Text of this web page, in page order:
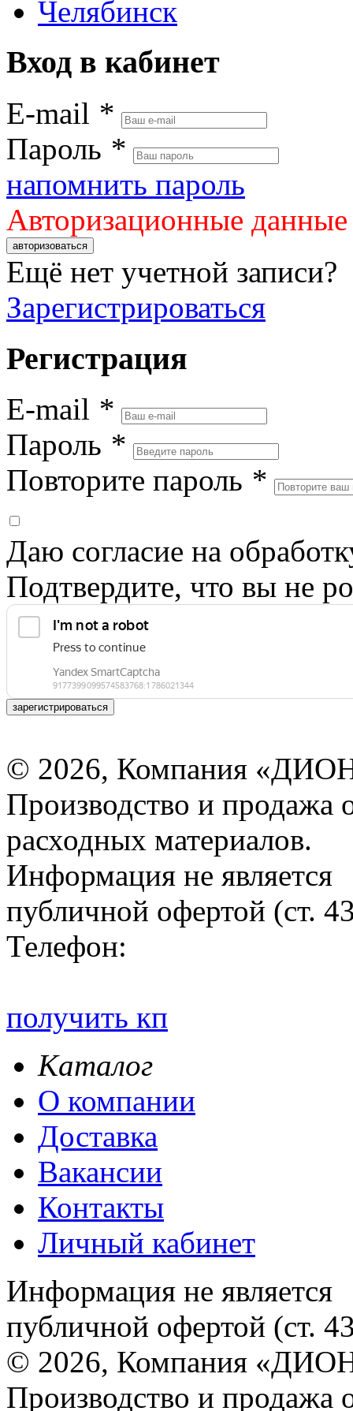
Челябинск
Вход в кабинет
E-mail *
Пароль *
напомнить пароль
Авторизационные
авторизоваться
Ещё нет учетной записи?
Зарегистрироваться
Регистрация
E-mail *
Пароль *
Повторите пароль *
Даю согласие на
Подтвердите, что вы не
зарегистрироваться
© 2026, Компания
Производство и продажа
расходных материалов.
Информация не является
публичной офертой (ст.
Телефон:
получить кп
Каталог
О компании
Доставка
Вакансии
Контакты
Личный кабинет
Информация не является
публичной офертой (ст.
© 2026, Компания
Производство и продажа